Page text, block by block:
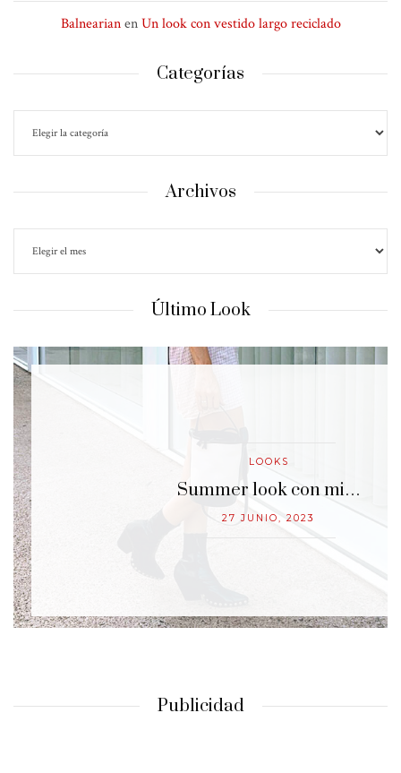
BalnearianenUn look con vestido largo reciclado
Categorías
Archivos
Último Look
LOOKS
Summer look con mi…
27 JUNIO, 2023
Publicidad